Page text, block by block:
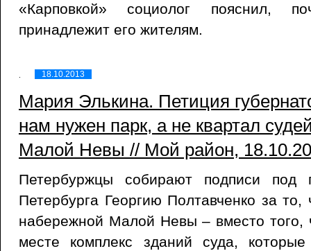
«Карповкой» социолог пояснил,
принадлежит его жителям.
18.10.2013
Мария Элькина. Петиция
нам нужен парк, а не квартал
Малой Невы // Мой район,
Петербуржцы собирают подписи под
Петербурга Георгию Полтавченко за
набережной Малой Невы – вместо того,
месте комплекс зданий суда,